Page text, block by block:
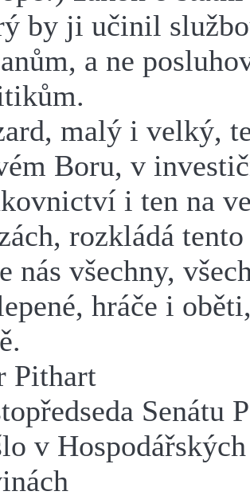
by ji učinil
a ne
malý i velký,
Boru, v
i ten na
rozkládá
nás všechny,
hráče i
Pithart
Senátu
v Hospodářských